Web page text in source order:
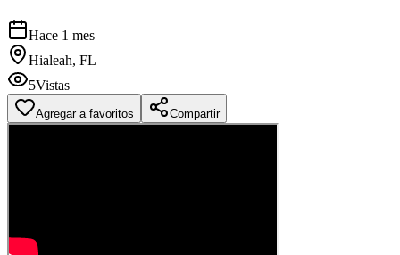
Hace 1 mes
Hialeah, FL
5Vistas
Agregar a favoritos Compartir